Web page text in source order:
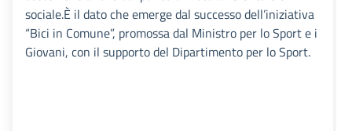
sociale.È il dato che emerge dal successo dell’iniziativa
“Bici in Comune”, promossa dal Ministro per lo Sport e i
Giovani, con il supporto del Dipartimento per lo Sport.